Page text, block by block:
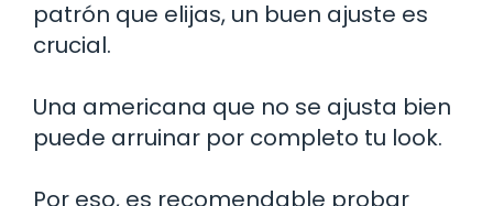
patrón que elijas, un buen ajuste es
crucial.
Una americana que no se ajusta bien
puede arruinar por completo tu look.
Por eso, es recomendable probar